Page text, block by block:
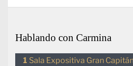
Hablando con Carmina
Sala Expositiva Gran